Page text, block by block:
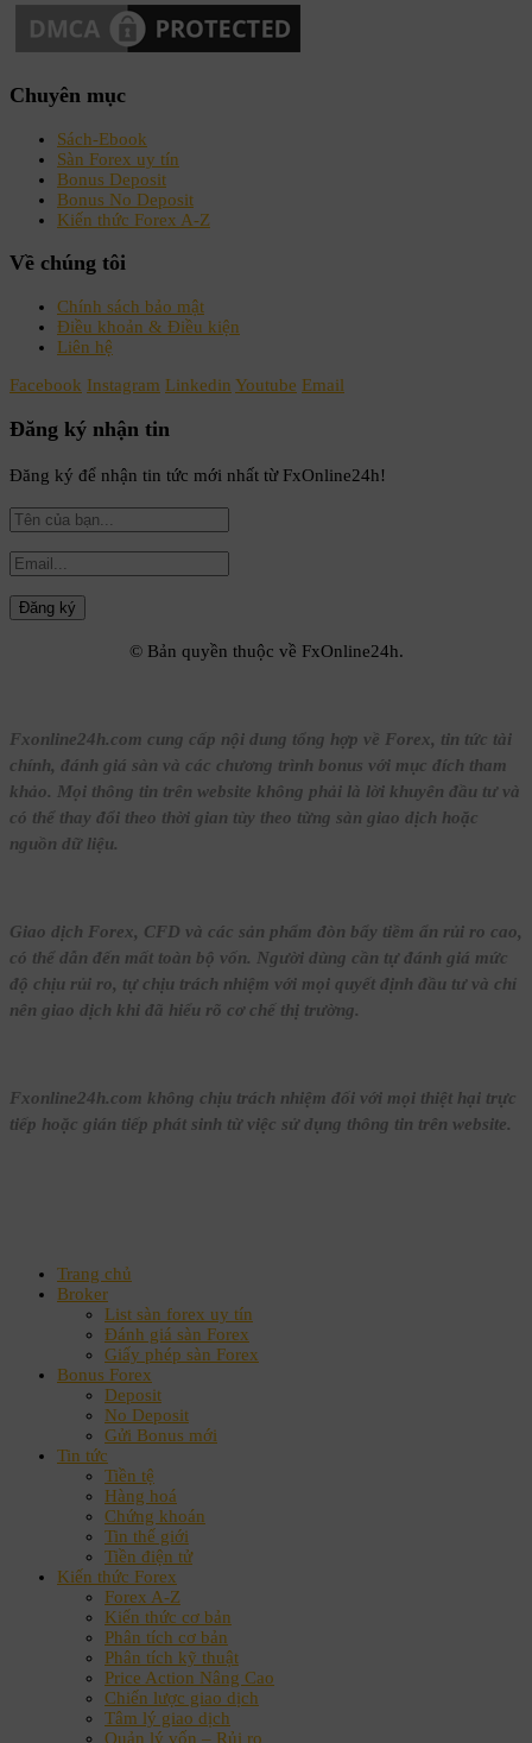
Chuyên mục
Sách-Ebook
Sàn Forex uy tín
Bonus Deposit
Bonus No Deposit
Kiến thức Forex A-Z
Về chúng tôi
Chính sách bảo mật
Điều khoản & Điều kiện
Liên hệ
Facebook Instagram Linkedin Youtube Email
Đăng ký nhận tin
Đăng ký để nhận tin tức mới nhất từ FxOnline24h!
© Bản quyền thuộc về FxOnline24h.
Fxonline24h.com cung cấp nội dung tổng hợp về Forex, tin tức tài
chính, đánh giá sàn và các chương trình bonus với mục đích tham
khảo. Mọi thông tin trên website không phải là lời khuyên đầu tư và
có thể thay đổi theo thời gian tùy theo từng sàn giao dịch hoặc
nguồn dữ liệu.
Giao dịch Forex, CFD và các sản phẩm đòn bẩy tiềm ẩn rủi ro cao,
có thể dẫn đến mất toàn bộ vốn. Người dùng cần tự đánh giá mức
độ chịu rủi ro, tự chịu trách nhiệm với mọi quyết định đầu tư và chỉ
nên giao dịch khi đã hiểu rõ cơ chế thị trường.
Fxonline24h.com không chịu trách nhiệm đối với mọi thiệt hại trực
tiếp hoặc gián tiếp phát sinh từ việc sử dụng thông tin trên website.
Trang chủ
Broker
List sàn forex uy tín
Đánh giá sàn Forex
Giấy phép sàn Forex
Bonus Forex
Deposit
No Deposit
Gửi Bonus mới
Tin tức
Tiền tệ
Hàng hoá
Chứng khoán
Tin thế giới
Tiền điện tử
Kiến thức Forex
Forex A-Z
Kiến thức cơ bản
Phân tích cơ bản
Phân tích kỹ thuật
Price Action Nâng Cao
Chiến lược giao dịch
Tâm lý giao dịch
Quản lý vốn – Rủi ro